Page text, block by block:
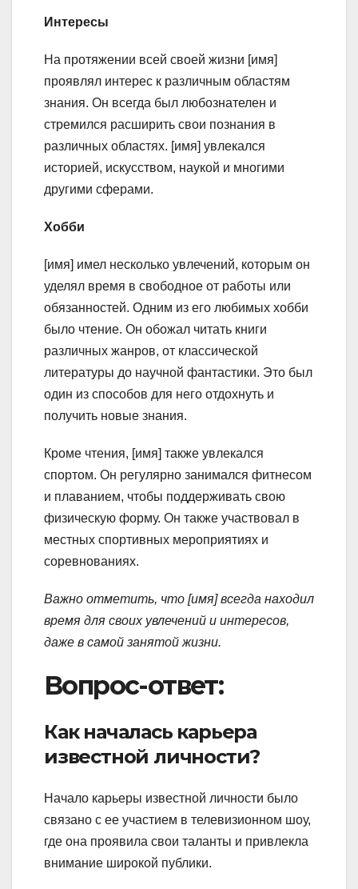
Интересы
На протяжении всей своей жизни [имя]
проявлял интерес к различным областям
знания. Он всегда был любознателен и
стремился расширить свои познания в
различных областях. [имя] увлекался
историей, искусством, наукой и многими
другими сферами.
Хобби
[имя] имел несколько увлечений, которым он
уделял время в свободное от работы или
обязанностей. Одним из его любимых хобби
было чтение. Он обожал читать книги
различных жанров, от классической
литературы до научной фантастики. Это был
один из способов для него отдохнуть и
получить новые знания.
Кроме чтения, [имя] также увлекался
спортом. Он регулярно занимался фитнесом
и плаванием, чтобы поддерживать свою
физическую форму. Он также участвовал в
местных спортивных мероприятиях и
соревнованиях.
Важно отметить, что [имя] всегда находил
время для своих увлечений и интересов,
даже в самой занятой жизни.
Вопрос-ответ:
Как началась карьера
известной личности?
Начало карьеры известной личности было
связано с ее участием в телевизионном шоу,
где она проявила свои таланты и привлекла
внимание широкой публики.